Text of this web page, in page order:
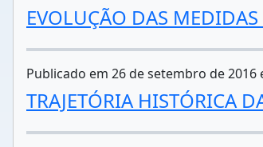
EVOLUÇÃO DAS
Publicado em 26 de setembro de 2016
TRAJETÓRIA HISTÓRICA